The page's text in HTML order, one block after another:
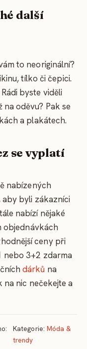
další
to neoriginální?
tílko či čepici.
byste viděli
oděvu? Pak se
a plakátech.
se vyplatí
nabízených
byli zákazníci
nabízí nějaké
objednávkách
ceny při
nebo 3+2 zdarma
dárků na
na nic nečekejte a
Kategorie: Móda &
trendy